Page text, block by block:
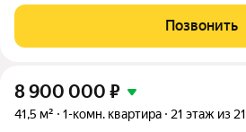
числе, к продаже по ипотеке.
Позвонить
8 900 000 ₽
41,5 м² 1-комн. квартира 21 этаж из 21